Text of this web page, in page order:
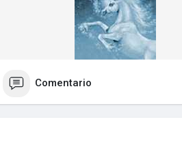
Comentario